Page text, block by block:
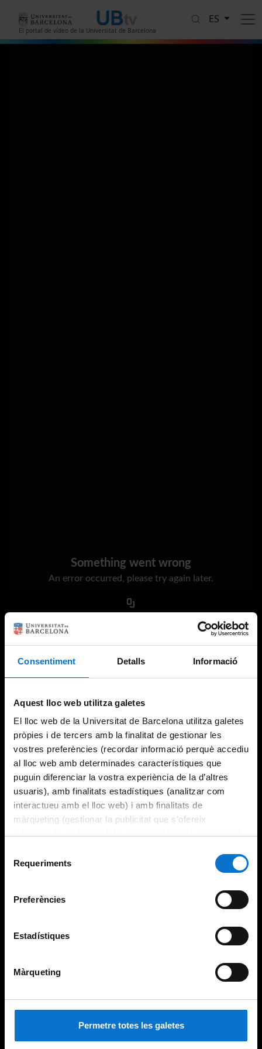
Consentiment Detalls Informació
Aquest lloc web utilitza galetes
El lloc web de la Universitat de Barcelona utilitza galetes
pròpies i de tercers amb la finalitat de gestionar les
vostres preferències (recordar informació perquè accediu
al lloc web amb determinades característiques que
puguin diferenciar la vostra experiència de la d’altres
usuaris), amb finalitats estadístiques (analitzar com
interactueu amb el lloc web) i amb finalitats de
màrqueting (gestionar la publicitat que s’ofereix
consultar laPolítica de galetes del lloc web de la
Requeriments
Preferències
Estadístiques
Màrqueting
Permetre totes les galetes
El portal de vídeo de la Universitat de Barcelona
ES
Something went wrong
An error occurred, please try again later.